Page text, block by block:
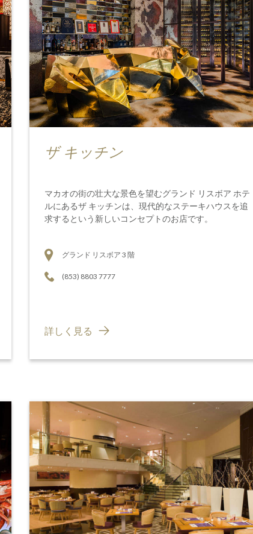
ザ キッチン
マカオの街の壮大な景色を望むグランド リスボア ホテ
ルにあるザ キッチンは、現代的なステーキハウスを追
求するという新しいコンセプトのお店です。
グランド リスボア 3 階
(853) 8803 7777
詳しく見る